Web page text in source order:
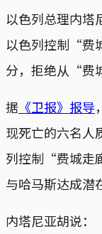
以色列总理内塔
以色列控制“费
分，拒绝从“费
据 《卫报》报导
现死亡的六名人
列控制“费城走
与哈马斯达成潜
内塔尼亚胡说